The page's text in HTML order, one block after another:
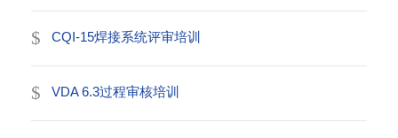
CQI-15焊接系统评审培训
VDA 6.3过程审核培训